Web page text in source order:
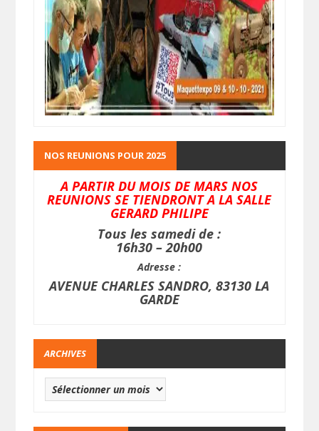
NOS REUNIONS POUR 2025
A PARTIR DU MOIS DE MARS NOS
REUNIONS SE TIENDRONT A LA SALLE
GERARD PHILIPE
Tous les samedi de :
16h30 – 20h00
Adresse :
AVENUE CHARLES SANDRO, 83130 LA
GARDE
ARCHIVES